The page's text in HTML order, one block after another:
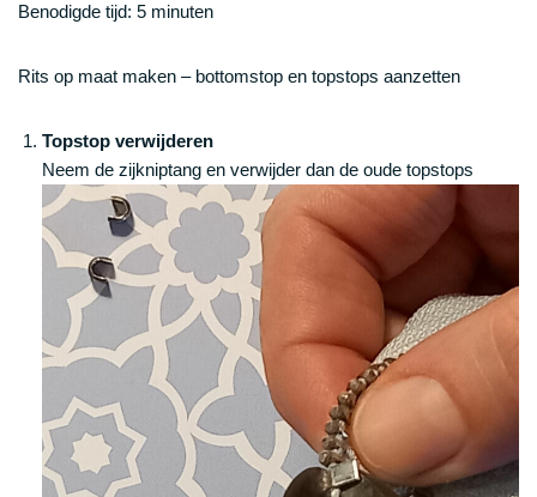
Benodigde tijd: 5 minuten
Rits op maat maken – bottomstop en topstops aanzetten
Topstop verwijderen
Neem de zijkniptang en verwijder dan de oude topstops